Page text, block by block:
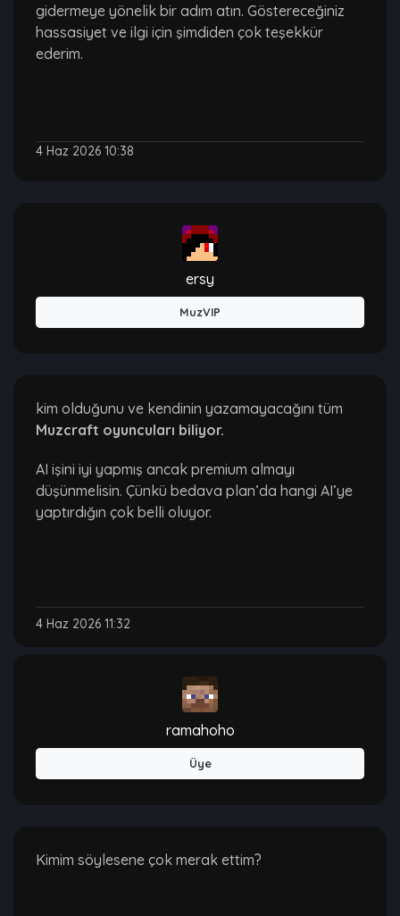
gidermeye yönelik bir adım atın. ​Göstereceğiniz
hassasiyet ve ilgi için şimdiden çok teşekkür
ederim.
4 Haz 2026 10:38
ersy
MuzVIP
kim olduğunu ve kendinin yazamayacağını tüm
Muzcraft oyuncuları biliyor.
AI işini iyi yapmış ancak premium almayı
düşünmelisin. Çünkü bedava plan’da hangi AI’ye
yaptırdığın çok belli oluyor.
4 Haz 2026 11:32
ramahoho
Üye
Kimim söylesene çok merak ettim?